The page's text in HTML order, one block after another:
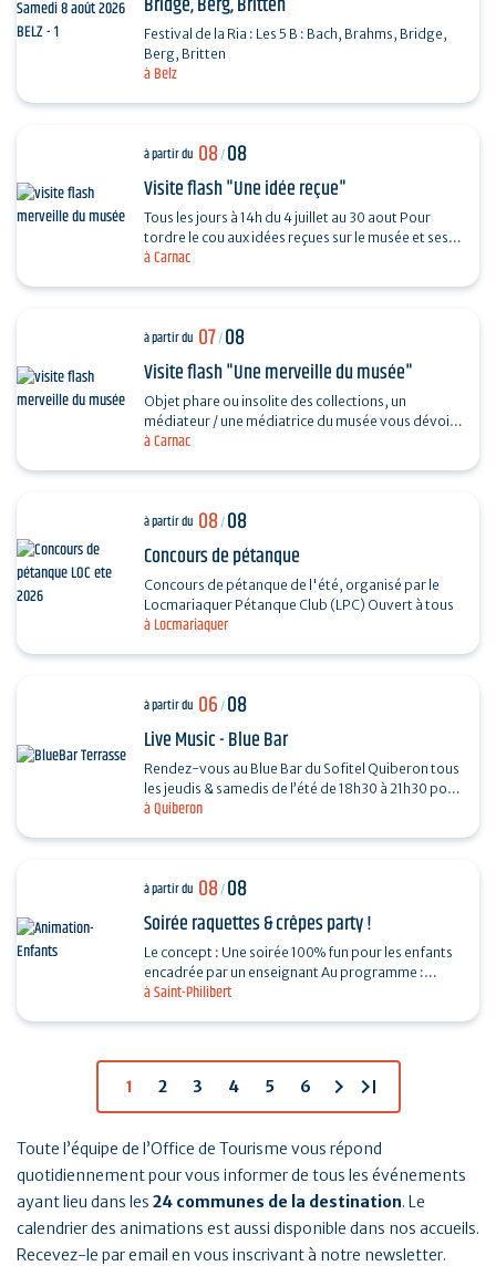
à Belz
Festival de la Ria : Les 5 B : Bach, Brahms, Bridge,
Berg, Britten
à Carnac
à partir du 08/08
Visite flash "Une idée reçue"
Tous les jours à 14h du 4 juillet au 30 aout Pour
tordre le cou aux idées reçues sur le musée et ses
collections, piochez au hasard une question et…
à Carnac
à partir du 07/08
Visite flash "Une merveille du musée"
Objet phare ou insolite des collections, un
médiateur / une médiatrice du musée vous dévoile
son histoire. Sans réservation. Durée 30…
à Locmariaquer
à partir du 08/08
Concours de pétanque
Concours de pétanque de l'été, organisé par le
Locmariaquer Pétanque Club (LPC) Ouvert à tous
à Quiberon
à partir du 06/08
Live Music - Blue Bar
Rendez-vous au Blue Bar du Sofitel Quiberon tous
les jeudis & samedis de l’été de 18h30 à 21h30 pour
vivre des instants musicaux & conviviaux avec…
à Saint-Philibert
à partir du 08/08
Soirée raquettes & crêpes party !
Le concept : Une soirée 100% fun pour les enfants
encadrée par un enseignant Au programme :
tennis, padel et pickleball suivis d’un Breizh picnic :
1 2 3 4 5 6 chevron_right last_page
Toute l’équipe de l’Office de Tourisme vous répond
quotidiennement pour vous informer de tous les événements
ayant lieu dans les 24 communes de la destination. Le
calendrier des animations est aussi disponible dans nos accueils.
Recevez-le par email en vous inscrivant à notre newsletter.